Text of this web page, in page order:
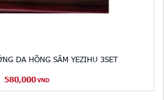
DA HỒNG SÂM YEZIHU 3SET
580,000 VND